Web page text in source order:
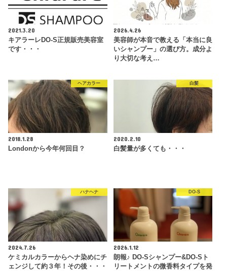
2021.3.20
キアラーレDO-S正規販売美容室
です・・・
2026.4.26
美容師が本音で教える「本当に良
いシャンプー」の選び方。成分よ
り大切な考え…
ヘアカラー
2018.1.28
Londonから今年何回目？
白髪
2020.2.10
白髪量が多くても・・・
ハナヘナ
2024.7.26
ケミカルカラーからヘナ染めにチ
ェンジして約３年！その後・・・
DO-S
2026.1.12
朗報♪ DO-Sシャンプー&DO-Sト
リートメントの微香料タイプを発